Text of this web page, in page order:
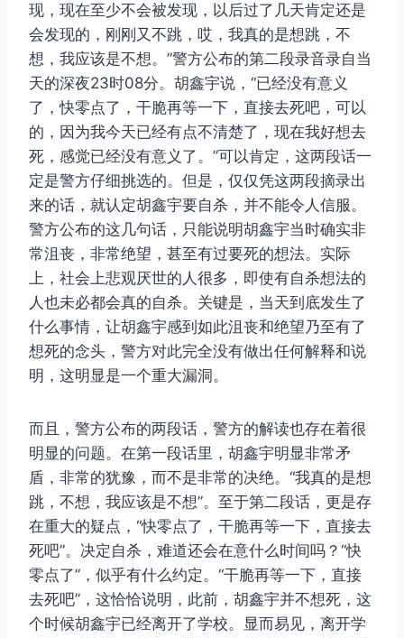
现，现在至少不会被发现，以后过了几天肯定还是
会发现的，刚刚又不跳，哎，我真的是想跳，不
想，我应该是不想。”警方公布的第二段录音录自当
天的深夜23时08分。胡鑫宇说，“已经没有意义
了，快零点了，干脆再等一下，直接去死吧，可以
的，因为我今天已经有点不清楚了，现在我好想去
死，感觉已经没有意义了。”可以肯定，这两段话一
定是警方仔细挑选的。但是，仅仅凭这两段摘录出
来的话，就认定胡鑫宇要自杀，并不能令人信服。
警方公布的这几句话，只能说明胡鑫宇当时确实非
常沮丧，非常绝望，甚至有过要死的想法。实际
上，社会上悲观厌世的人很多，即使有自杀想法的
人也未必都会真的自杀。关键是，当天到底发生了
什么事情，让胡鑫宇感到如此沮丧和绝望乃至有了
想死的念头，警方对此完全没有做出任何解释和说
明，这明显是一个重大漏洞。
而且，警方公布的两段话，警方的解读也存在着很
明显的问题。在第一段话里，胡鑫宇明显非常矛
盾，非常的犹豫，而不是非常的决绝。“我真的是想
跳，不想，我应该是不想”。至于第二段话，更是存
在重大的疑点，“快零点了，干脆再等一下，直接去
死吧”。决定自杀，难道还会在意什么时间吗？“快
零点了”，似乎有什么约定。“干脆再等一下，直接
去死吧”，这恰恰说明，此前，胡鑫宇并不想死，这
个时候胡鑫宇已经离开了学校。显而易见，离开学